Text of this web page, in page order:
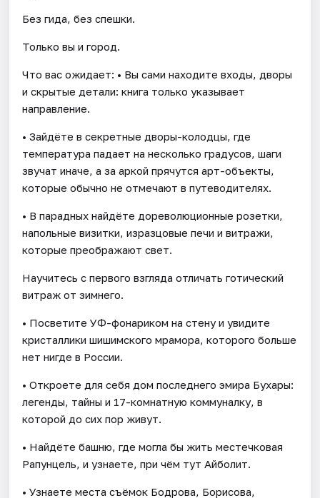
Без гида, без спешки.
Только вы и город.
Что вас ожидает: • Вы сами находите входы, дворы
и скрытые детали: книга только указывает
направление.
• Зайдёте в секретные дворы-колодцы, где
температура падает на несколько градусов, шаги
звучат иначе, а за аркой прячутся арт-объекты,
которые обычно не отмечают в путеводителях.
• В парадных найдёте дореволюционные розетки,
напольные визитки, изразцовые печи и витражи,
которые преображают свет.
Научитесь с первого взгляда отличать готический
витраж от зимнего.
• Посветите УФ-фонариком на стену и увидите
кристаллики шишимского мрамора, которого больше
нет нигде в России.
• Откроете для себя дом последнего эмира Бухары:
легенды, тайны и 17-комнатную коммуналку, в
которой до сих пор живут.
• Найдёте башню, где могла бы жить местечковая
Рапунцель, и узнаете, при чём тут Айболит.
• Узнаете места съёмок Бодрова, Борисова,